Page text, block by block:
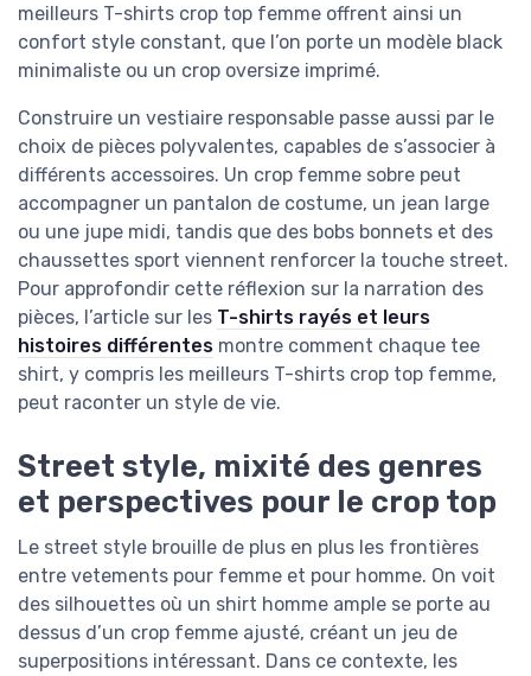
meilleurs T-shirts crop top femme offrent ainsi un
confort style constant, que l’on porte un modèle black
minimaliste ou un crop oversize imprimé.
Construire un vestiaire responsable passe aussi par le
choix de pièces polyvalentes, capables de s’associer à
différents accessoires. Un crop femme sobre peut
accompagner un pantalon de costume, un jean large
ou une jupe midi, tandis que des bobs bonnets et des
chaussettes sport viennent renforcer la touche street.
Pour approfondir cette réflexion sur la narration des
pièces, l’article sur les T-shirts rayés et leurs
histoires différentes montre comment chaque tee
shirt, y compris les meilleurs T-shirts crop top femme,
peut raconter un style de vie.
Street style, mixité des genres
et perspectives pour le crop top
Le street style brouille de plus en plus les frontières
entre vetements pour femme et pour homme. On voit
des silhouettes où un shirt homme ample se porte au
dessus d’un crop femme ajusté, créant un jeu de
superpositions intéressant. Dans ce contexte, les